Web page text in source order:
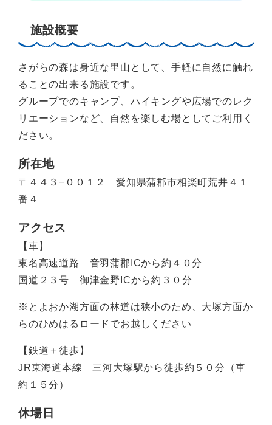
施設概要
さがらの森は身近な里山として、手軽に自然に触れ
ることの出来る施設です。
グループでのキャンプ、ハイキングや広場でのレク
リエーションなど、自然を楽しむ場としてご利用く
ださい。
所在地
〒４４３−００１２ 愛知県蒲郡市相楽町荒井４１
番４
アクセス
【車】
東名高速道路 音羽蒲郡ICから約４０分
国道２３号 御津金野ICから約３０分
※とよおか湖方面の林道は狭小のため、大塚方面か
らのひめはるロードでお越しください
【鉄道＋徒歩】
JR東海道本線 三河大塚駅から徒歩約５０分（車
約１５分）
休場日